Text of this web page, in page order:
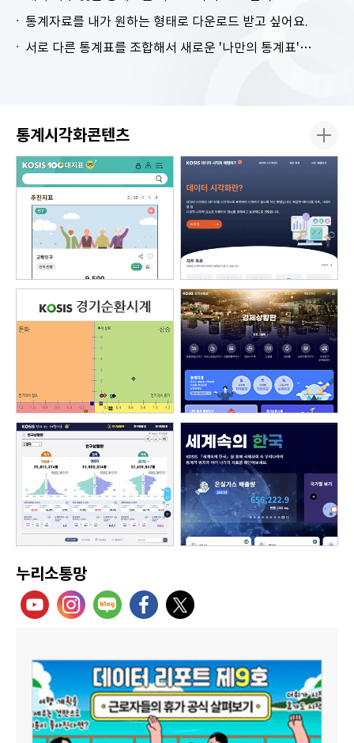
통계자료를 내가 원하는 형태로 다운로드 받고 싶어요.
서로 다른 통계표를 조합해서 새로운 '나만의 통계표'를 만들고 싶어요.
통계시각화콘텐츠
누리소통망